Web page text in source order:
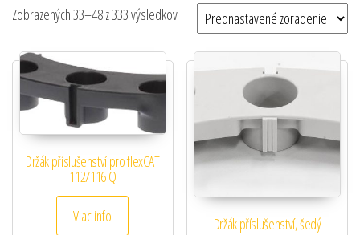
Zobrazených 33–48 z 333 výsledkov
Držák příslušenství pro flexCAT
112/116 Q
Viac info Držák příslušenství, šedý